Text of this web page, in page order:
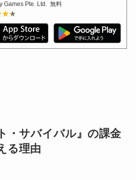
Games Pte. Ltd. 無料
・サバイバル』の課金
る理由